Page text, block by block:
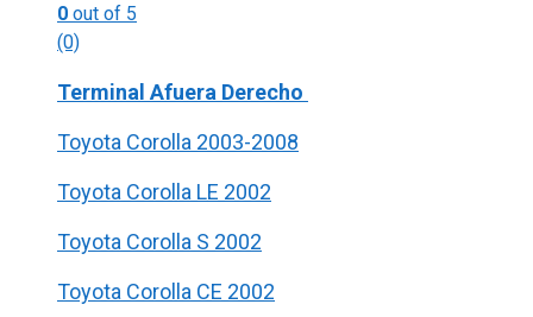
0 out of 5
(0)
Terminal Afuera Derecho
Toyota Corolla 2003-2008
Toyota Corolla LE 2002
Toyota Corolla S 2002
Toyota Corolla CE 2002